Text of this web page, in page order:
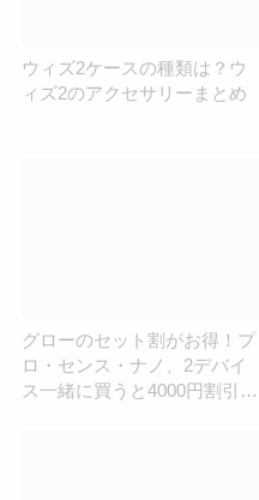
ウィズ2ケースの種類は？ウ
ィズ2のアクセサリーまとめ
グローのセット割がお得！プ
ロ・センス・ナノ、2デバイ
ス一緒に買うと4000円割引の